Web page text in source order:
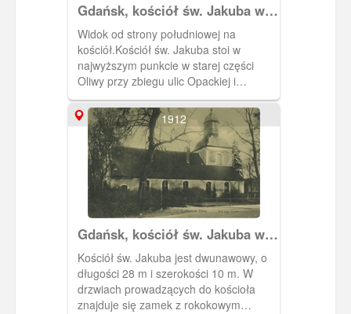
Gdańsk, kościół św. Jakuba w
Oliwie
Widok od strony południowej na
kościół.Kościół św. Jakuba stoi w
najwyższym punkcie w starej części
Oliwy przy zbiegu ulic Opackiej i
Cystersów. Pochodzi z około 1592 roku.
1912
Gdańsk, kościół św. Jakuba w
Oliwie
Kościół św. Jakuba jest dwunawowy, o
długości 28 m i szerokości 10 m. W
drzwiach prowadzących do kościoła
znajduje się zamek z rokokowym